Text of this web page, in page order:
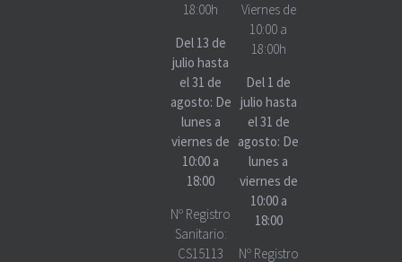
18:00h
Del 13 de
julio hasta
el 31 de
agosto: De
lunes a
viernes de
10:00 a
18:00
Nº Registro
Sanitario:
CS15113
Viernes de
10:00 a
18:00h
Del 1 de
julio hasta
el 31 de
agosto: De
lunes a
viernes de
10:00 a
18:00
Nº Registro